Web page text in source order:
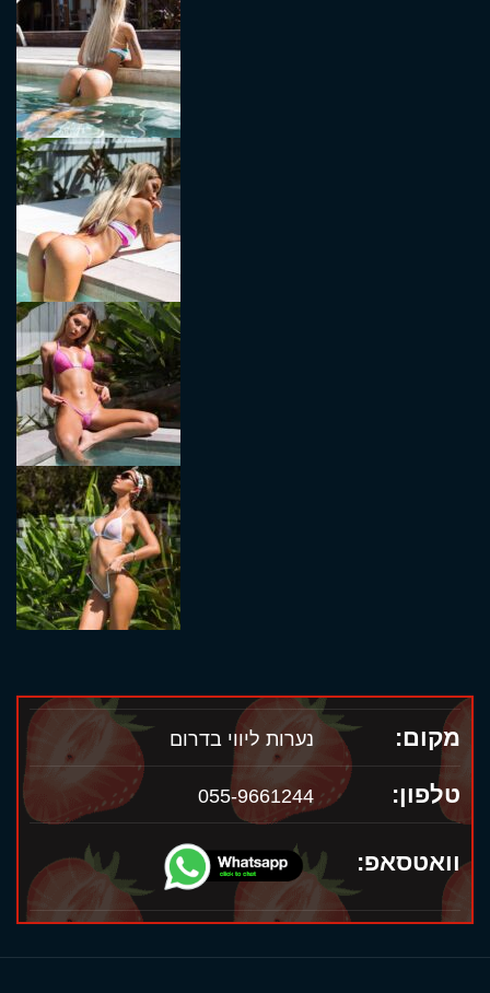
מקום: נערות ליווי בדרום
טלפון: 055-9661244
וואטסאפ: